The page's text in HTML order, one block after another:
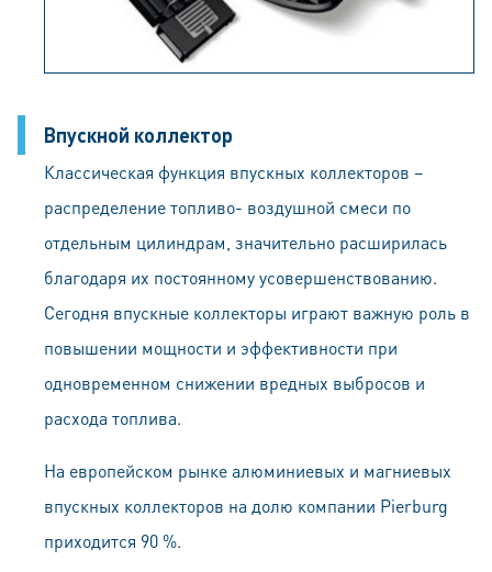
Впускной коллектор
Классическая функция впускных коллекторов –
распределение топливо- воздушной смеси по
отдельным цилиндрам, значительно расширилась
благодаря их постоянному усовершенствованию.
Сегодня впускные коллекторы играют важную роль в
повышении мощности и эффективности при
одновременном снижении вредных выбросов и
расхода топлива.
На европейском рынке алюминиевых и магниевых
впускных коллекторов на долю компании Pierburg
приходится 90 %.